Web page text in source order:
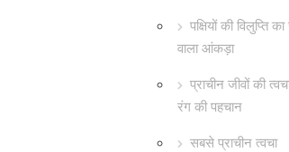
पक्षियों की विलुप्ति
वाला आंकड़ा
प्राचीन जीवों की
रंग की पहचान
सबसे प्राचीन त्वचा